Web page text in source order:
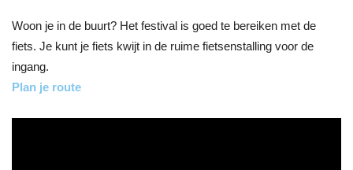
Woon je in de buurt? Het festival is goed te bereiken met de
fiets. Je kunt je fiets kwijt in de ruime fietsenstalling voor de
ingang.
Plan je route